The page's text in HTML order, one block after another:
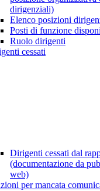
dirigenziali)
Elenco posizioni
Posti di funzione
Ruolo dirigenti
cessati
Dirigenti cessati dal
(documentazione da
web)
per mancata